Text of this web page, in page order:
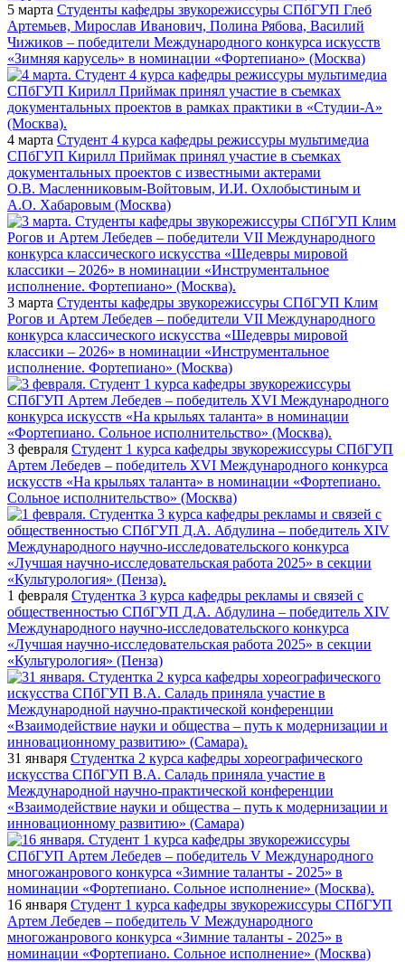
5 марта Студенты кафедры звукорежиссуры СПбГУП Глеб
Артемьев, Мирослав Иванович, Полина Рябова, Василий
Чижиков – победители Международного конкурса искусств
«Зимняя карусель» в номинации «Фортепиано» (Москва)
4 марта Студент 4 курса кафедры режиссуры мультимедиа
СПбГУП Кирилл Приймак принял участие в съемках
документальных проектов с известными актерами
О.В. Масленниковым-Войтовым, И.И. Охлобыстиным и
А.О. Хабаровым (Москва)
3 марта Студенты кафедры звукорежиссуры СПбГУП Клим
Рогов и Артем Лебедев – победители VII Международного
конкурса классического искусства «Шедевры мировой
классики – 2026» в номинации «Инструментальное
исполнение. Фортепиано» (Москва)
3 февраля Студент 1 курса кафедры звукорежиссуры СПбГУП
Артем Лебедев – победитель XVI Международного конкурса
искусств «На крыльях таланта» в номинации «Фортепиано.
Сольное исполнительство» (Москва)
1 февраля Студентка 3 курса кафедры рекламы и связей с
общественностью СПбГУП Д.А. Абдулина – победитель XIV
Международного научно-исследовательского конкурса
«Лучшая научно-исследовательская работа 2025» в секции
«Культурология» (Пенза)
31 января Студентка 2 курса кафедры хореографического
искусства СПбГУП В.А. Саладь приняла участие в
Международной научно-практической конференции
«Взаимодействие науки и общества – путь к модернизации и
инновационному развитию» (Самара)
16 января Студент 1 курса кафедры звукорежиссуры СПбГУП
Артем Лебедев – победитель V Международного
многожанрового конкурса «Зимние таланты - 2025» в
номинации «Фортепиано. Сольное исполнение» (Москва)